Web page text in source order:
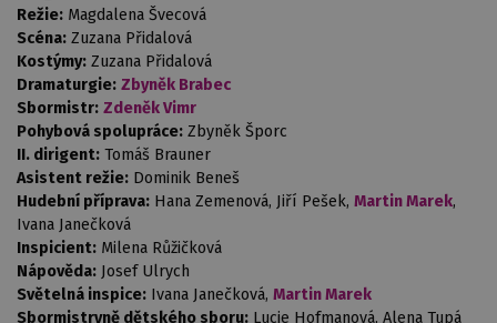
Režie: Magdalena Švecová
Scéna: Zuzana Přidalová
Kostýmy: Zuzana Přidalová
Dramaturgie: Zbyněk Brabec
Sbormistr: Zdeněk Vimr
Pohybová spolupráce: Zbyněk Šporc
II. dirigent: Tomáš Brauner
Asistent režie: Dominik Beneš
Hudební příprava: Hana Zemenová, Jiří Pešek, Martin Marek,
Ivana Janečková
Inspicient: Milena Růžičková
Nápověda: Josef Ulrych
Světelná inspice: Ivana Janečková, Martin Marek
Sbormistryně dětského sboru: Lucie Hofmanová, Alena Tupá